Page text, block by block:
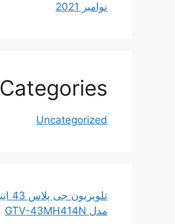
نوامبر 2021
Categories
Uncategorized
مدل GTV-43MH414N